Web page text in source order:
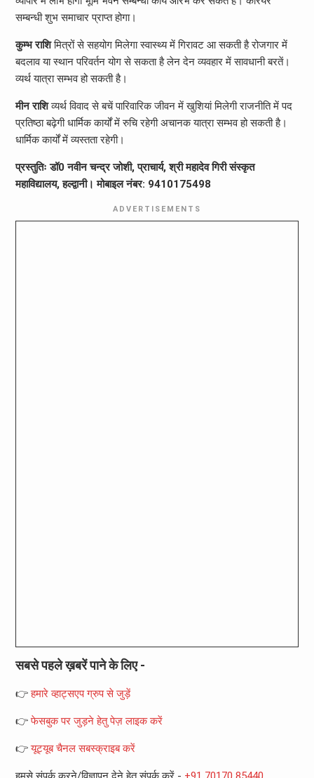
सम्बन्धी शुभ समाचार प्राप्त होगा।
कुम्भ राशिमित्रों से सहयोग मिलेगा स्वास्थ्य में गिरावट आ सकती है रोजगार में
बदलाव या स्थान परिवर्तन योग से सकता है लेन देन व्यवहार में सावधानी बरतें।
व्यर्थ यात्रा सम्भव हो सकती है।
मीन राशिव्यर्थ विवाद से बचें पारिवारिक जीवन में खुशियां मिलेगी राजनीति में पद
प्रतिष्ठा बढ़ेगी धार्मिक कार्यों में रुचि रहेगी अचानक यात्रा सम्भव हो सकती है।
धार्मिक कार्यों में व्यस्तता रहेगी।
प्रस्तुतिः डॉ0 नवीन चन्द्र जोशी, प्राचार्य, श्री महादेव गिरी संस्कृत
महाविद्यालय, हल्द्वानी। मोबाइल नंबर: 9410175498
ADVERTISEMENTS
सबसे पहले ख़बरें पाने के लिए -
👉हमारे व्हाट्सएप ग्रुप से जुड़ें
👉फेसबुक पर जुड़ने हेतु पेज़ लाइक करें
👉यूट्यूब चैनल सबस्क्राइब करें